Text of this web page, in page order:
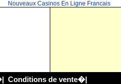
Nouveaux Casinos En Ligne Francais
Conditions de vente�|